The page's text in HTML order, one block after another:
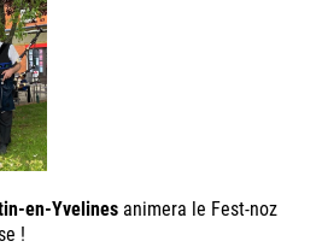
en-Yvelines animera le Fest-noz
!